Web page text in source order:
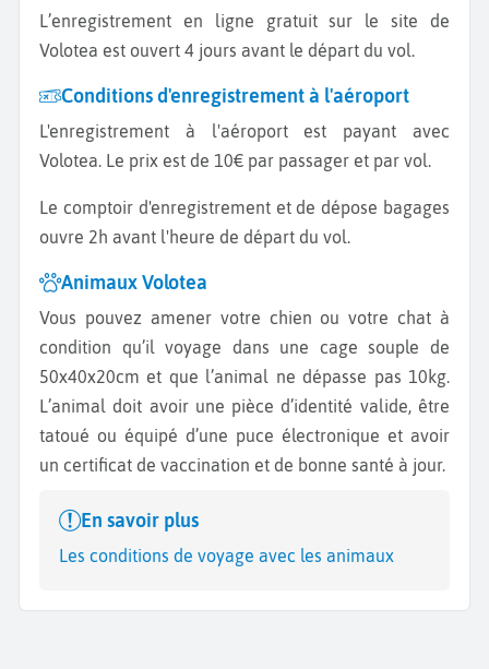
L’enregistrement en ligne gratuit sur le site de
Volotea est ouvert 4 jours avant le départ du vol.
Conditions d'enregistrement à l'aéroport
L'enregistrement à l'aéroport est payant avec
Volotea. Le prix est de 10€ par passager et par vol.
Le comptoir d'enregistrement et de dépose bagages
ouvre 2h avant l'heure de départ du vol.
Animaux Volotea
Vous pouvez amener votre chien ou votre chat à
condition qu’il voyage dans une cage souple de
50x40x20cm et que l’animal ne dépasse pas 10kg.
L’animal doit avoir une pièce d’identité valide, être
tatoué ou équipé d’une puce électronique et avoir
un certificat de vaccination et de bonne santé à jour.
En savoir plus
Les conditions de voyage avec les animaux